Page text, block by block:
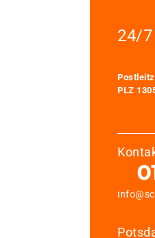
24/
PLZ